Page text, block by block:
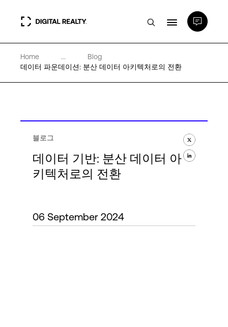
데이터 센터
전문성 및 리소스
Home ...
Blog
데이터 파운데이션: 분산 데이터 아키텍처로의 전환
블로그
데이터 기반: 분산 데이터 아
키텍처로의 전환
06 September 2024